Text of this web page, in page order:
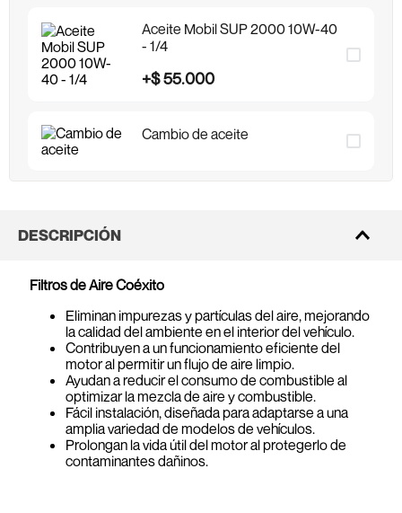
Aceite Mobil SUP 2000 10W-40
- 1/4
+$55.000
Cambio de aceite
DESCRIPCIÓN
Filtros de Aire Coéxito
Eliminan impurezas y partículas del aire, mejorando
la calidad del ambiente en el interior del vehículo.
Contribuyen a un funcionamiento eficiente del
motor al permitir un flujo de aire limpio.
Ayudan a reducir el consumo de combustible al
optimizar la mezcla de aire y combustible.
Fácil instalación, diseñada para adaptarse a una
amplia variedad de modelos de vehículos.
Prolongan la vida útil del motor al protegerlo de
contaminantes dañinos.